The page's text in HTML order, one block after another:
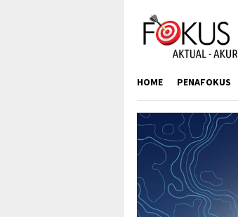
content
HOME PENAFOKUS